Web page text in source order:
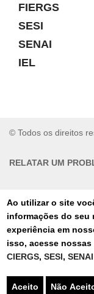
Ao utilizar o site
informações do seu
experiência em
isso, acesse
CIERGS,SESI,
Aceito Não
FIERGS
SESI
SENAI
IEL
© Todos os direitos
RELATAR UM
PORTAL DE
TERMOS DE USO
AUTORIZAÇÕES